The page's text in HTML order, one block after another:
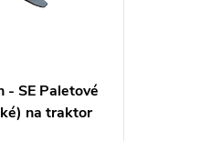
- SE Paletové
na traktor